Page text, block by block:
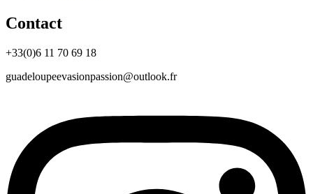
Contact
+33(0)6 11 70 69 18
guadeloupeevasionpassion@outlook.fr